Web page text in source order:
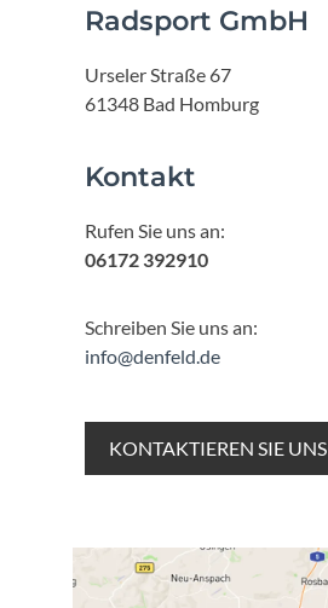
Radsport GmbH
Urseler Straße 67
61348 Bad Homburg
Kontakt
Rufen Sie uns an:
06172 392910
Schreiben Sie uns an:
info@denfeld.de
KONTAKTIEREN SIE UNS